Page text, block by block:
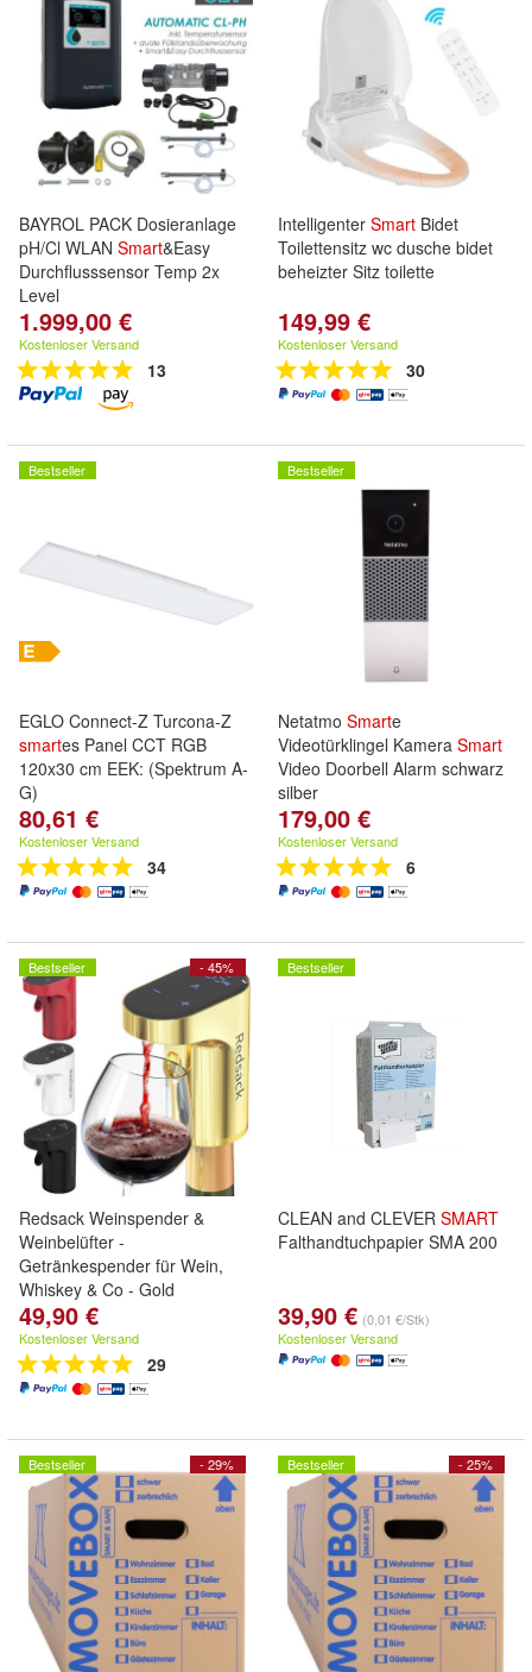
BAYROL PACK Dosieranlage
pH/Cl WLAN Smart&Easy
Durchflusssensor Temp 2x
Level
1.999,00 €
Kostenloser Versand
13
Intelligenter Smart Bidet
Toilettensitz wc dusche bidet
beheizter Sitz toilette
149,99 €
Kostenloser Versand
30
Bestseller
EGLO Connect-Z Turcona-Z
smartes Panel CCT RGB
120x30 cm EEK: (Spektrum A-
G)
80,61 €
Kostenloser Versand
34
Bestseller
Netatmo Smarte
Videotürklingel Kamera Smart
Video Doorbell Alarm schwarz
silber
179,00 €
Kostenloser Versand
6
- 45%
Bestseller
Redsack Weinspender &
Weinbelüfter -
Getränkespender für Wein,
Whiskey & Co - Gold
49,90 €
Kostenloser Versand
29
Bestseller
CLEAN and CLEVER SMART
Falthandtuchpapier SMA 200
39,90 € (0,01 €/Stk)
Kostenloser Versand
- 29%
Bestseller - 25%
Bestseller